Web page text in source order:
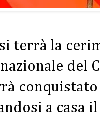
terrà la
del
a casa il